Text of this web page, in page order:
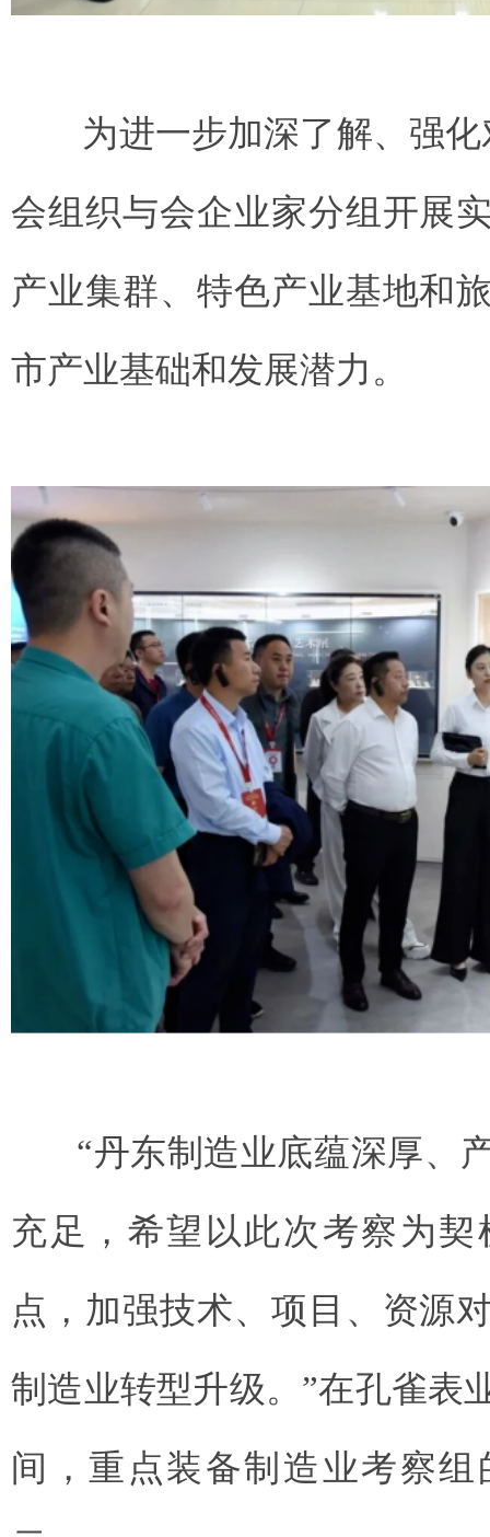
为进一步加深了解、强化
会组织与会企业家分组开展
产业集群、特色产业基地和
市产业基础和发展潜力。
“丹东制造业底蕴深厚、
充足，希望以此次考察为
点，加强技术、项目、资源
制造业转型升级。”在孔雀表
间，重点装备制造业考察